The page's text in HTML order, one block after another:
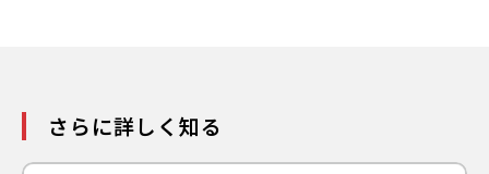
地域限定で働けますか
さらに詳しく知る